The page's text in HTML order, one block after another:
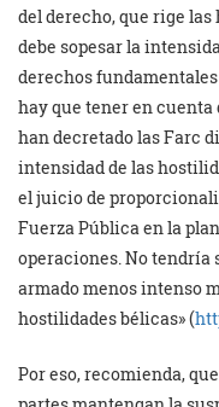
del derecho, que rige
debe sopesar la
derechos
hay que tener en
han decretado las Farc
intensidad de las
el juicio de
Fuerza Pública en la
operaciones. No
armado menos intenso
hostilidades bélicas» (
Por eso, recomienda,